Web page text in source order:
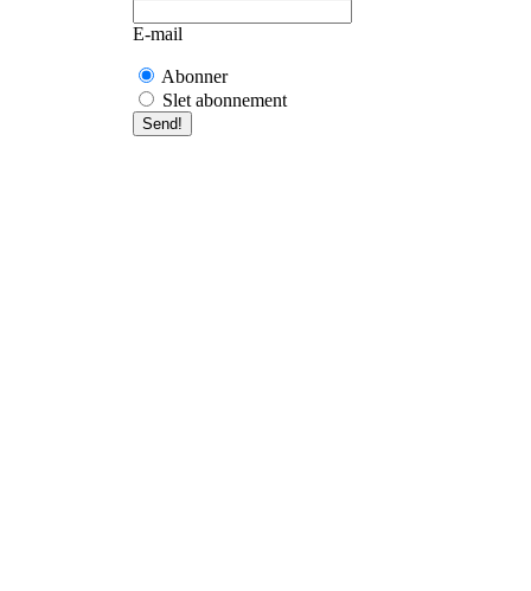
E-mail
Abonner
Slet abonnement